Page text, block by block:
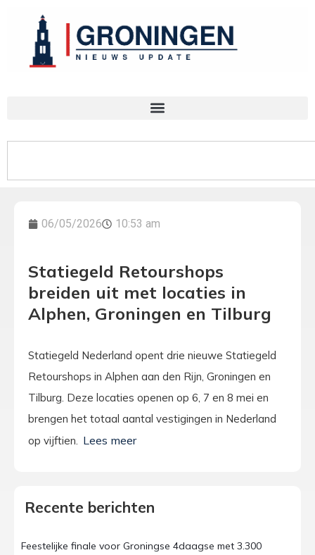
06/05/2026 10:53 am
Statiegeld Retourshops
breiden uit met locaties in
Alphen, Groningen en Tilburg
Statiegeld Nederland opent drie nieuwe Statiegeld
Retourshops in Alphen aan den Rijn, Groningen en
Tilburg. Deze locaties openen op 6, 7 en 8 mei en
brengen het totaal aantal vestigingen in Nederland
op vijftien.
Recente berichten
Feestelijke finale voor Groningse 4daagse met 3.300